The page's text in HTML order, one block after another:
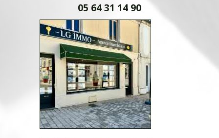
05 64 31 14 90